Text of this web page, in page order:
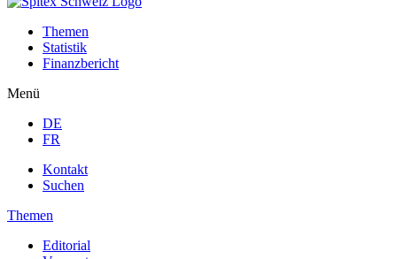
Themen
Statistik
Finanzbericht
Menü
DE
FR
Kontakt
Suchen
Themen
Editorial